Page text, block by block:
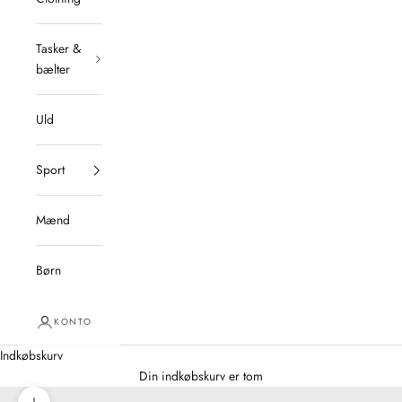
Tasker &
bælter
Uld
Sport
Mænd
Børn
KONTO
Indkøbskurv
Din indkøbskurv er tom